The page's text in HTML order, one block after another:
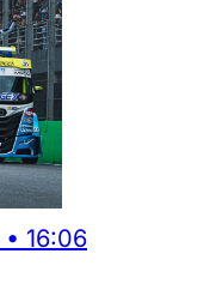
• 16:06